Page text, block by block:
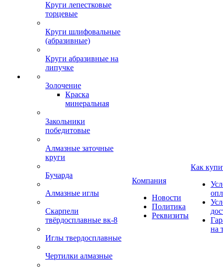
Круги лепестковые
торцевые
Круги шлифовальные
(абразивные)
Круги абразивные на
липучке
Золочение
Краска
минеральная
Закольники
победитовые
Алмазные заточные
круги
Бучарда
Алмазные иглы
Скарпели
твёрдосплавные вк-8
Иглы твердосплавные
Чертилки алмазные
Компания
Новости
Политика
Реквизиты
Как
на